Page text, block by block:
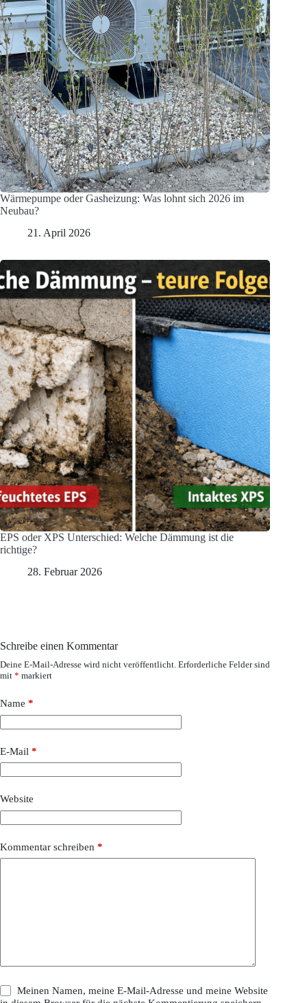
Wärmepumpe oder Gasheizung: Was lohnt sich 2026 im
Neubau?
21. April 2026
EPS oder XPS Unterschied: Welche Dämmung ist die
richtige?
28. Februar 2026
Schreibe einen Kommentar
Deine E-Mail-Adresse wird nicht veröffentlicht. Erforderliche Felder sind
mit * markiert
Name *
E-Mail *
Website
Kommentar schreiben *
Meinen Namen, meine E-Mail-Adresse und meine Website